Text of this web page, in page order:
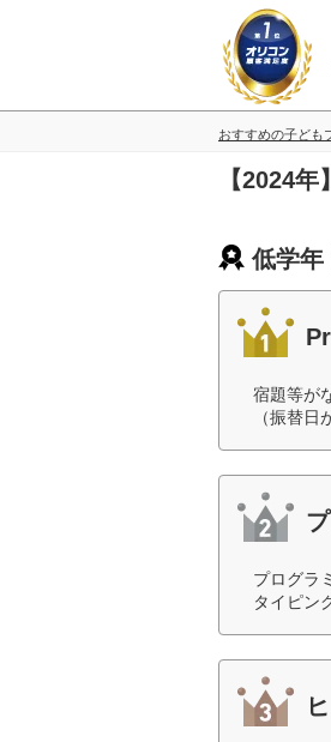
おすすめの子ども
【2024
低学年
宿題等が
（振替
プログラ
タイピン